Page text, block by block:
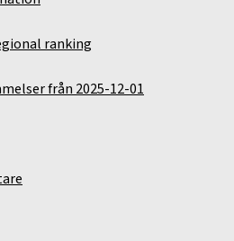
ranking
från 2025-12-01